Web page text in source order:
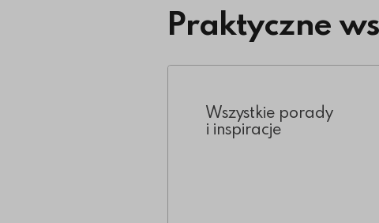
Praktyczne
Wszystkie porady
i inspiracje